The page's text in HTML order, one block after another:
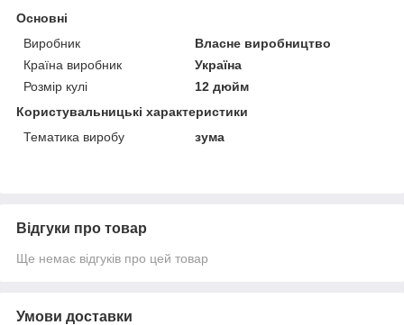
Основні
Виробник
Власне виробництво
Країна виробник
Україна
Розмір кулі
12 дюйм
Користувальницькі характеристики
Тематика виробу
зума
Відгуки про товар
Ще немає відгуків про цей товар
Умови доставки